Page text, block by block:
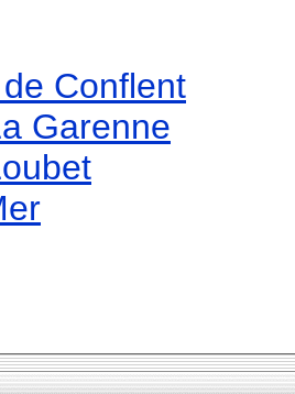
Conflent
Garenne